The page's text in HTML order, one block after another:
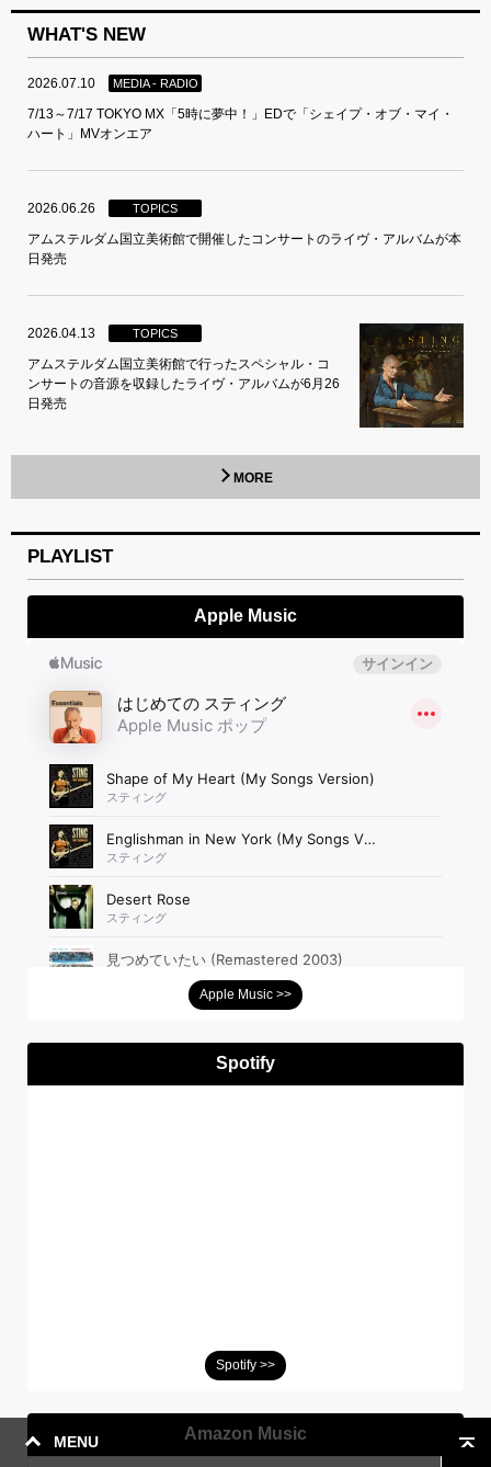
MENU
WHAT'S NEW
2026.07.10 MEDIA - RADIO
7/13～7/17 TOKYO MX「5時に夢中！」EDで「シェイプ・オブ・マイ・
ハート」MVオンエア
2026.06.26 TOPICS
アムステルダム国立美術館で開催したコンサートのライヴ・アルバムが本
日発売
2026.04.13 TOPICS
アムステルダム国立美術館で行ったスペシャル・コ
ンサートの音源を収録したライヴ・アルバムが6月26
日発売
MORE
PLAYLIST
Apple Music
Apple Music >>
Spotify
Spotify >>
Amazon Music